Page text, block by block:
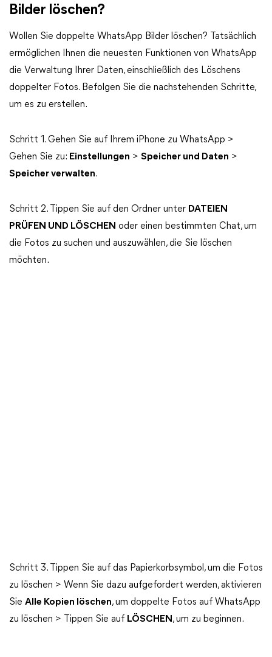
Bilder löschen?
Wollen Sie doppelte WhatsApp Bilder löschen? Tatsächlich
ermöglichen Ihnen die neuesten Funktionen von WhatsApp
die Verwaltung Ihrer Daten, einschließlich des Löschens
doppelter Fotos. Befolgen Sie die nachstehenden Schritte,
um es zu erstellen.
Schritt 1. Gehen Sie auf Ihrem iPhone zu WhatsApp >
Gehen Sie zu: Einstellungen > Speicher und Daten >
Speicher verwalten.
Schritt 2. Tippen Sie auf den Ordner unter DATEIEN
PRÜFEN UND LÖSCHEN oder einen bestimmten Chat, um
die Fotos zu suchen und auszuwählen, die Sie löschen
möchten.
Schritt 3. Tippen Sie auf das Papierkorbsymbol, um die Fotos
zu löschen > Wenn Sie dazu aufgefordert werden, aktivieren
Sie Alle Kopien löschen, um doppelte Fotos auf WhatsApp
zu löschen > Tippen Sie auf LÖSCHEN , um zu beginnen.